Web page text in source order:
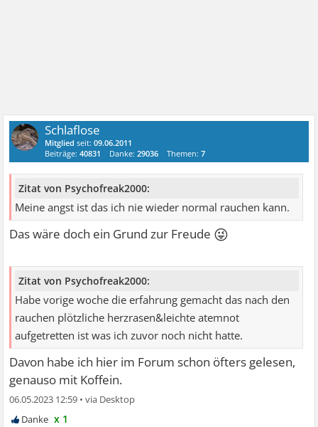
Schlaflose
Mitglied seit:09.06.2011
Beiträge:40831 Danke:29036 Themen:7
Zitat von Psychofreak2000:
Meine angst ist das ich nie wieder normal rauchen kann.
Das wäre doch ein Grund zur Freude 😜
Zitat von Psychofreak2000:
Habe vorige woche die erfahrung gemacht das nach den
rauchen plötzliche herzrasen&leichte atemnot
aufgetretten ist was ich zuvor noch nicht hatte.
Davon habe ich hier im Forum schon öfters gelesen,
genauso mit Koffein.
06.05.2023 12:59 •
x 1